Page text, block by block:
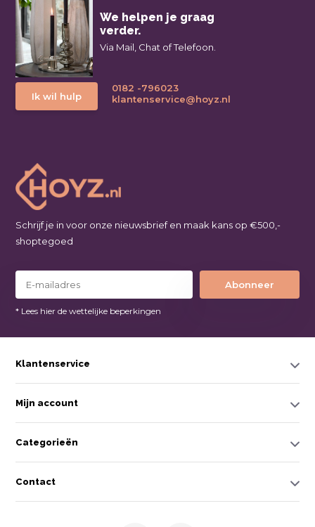
We helpen je graag
verder.
Via Mail, Chat of Telefoon.
Ik wil hulp
0182 -796023
klantenservice@hoyz.nl
Schrijf je in voor onze nieuwsbrief en maak kans op €500,-
shoptegoed
Abonneer
* Lees hier de wettelijke beperkingen
Klantenservice
Mijn account
Categorieën
Contact